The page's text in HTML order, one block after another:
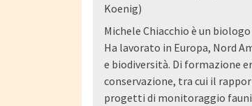
Koenig)
Michele Chiacchio è un
Ha lavorato in Europa, Nord
e biodiversità. Di formazione
conservazione, tra cui il
progetti di monitoraggio